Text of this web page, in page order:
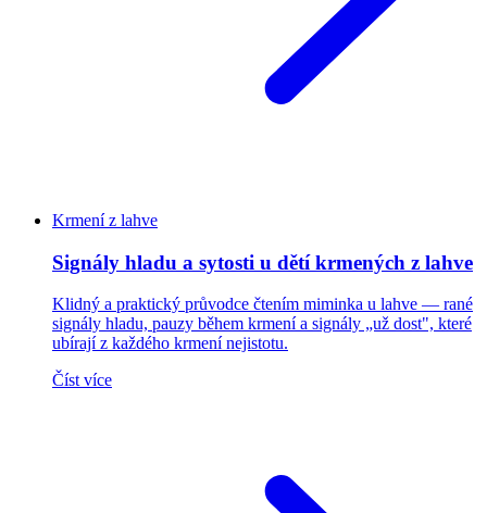
Krmení z lahve
Signály hladu a sytosti u dětí krmených z lahve
Klidný a praktický průvodce čtením miminka u lahve — rané
signály hladu, pauzy během krmení a signály „už dost", které
ubírají z každého krmení nejistotu.
Číst více